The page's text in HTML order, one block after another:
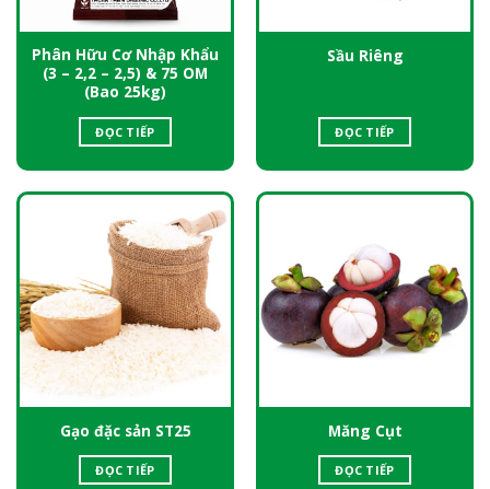
Phân Hữu Cơ Nhập Khẩu
(3 – 2,2 – 2,5) & 75 OM
(Bao 25kg)
ĐỌC TIẾP
Sầu Riêng
ĐỌC TIẾP
Gạo đặc sản ST25
ĐỌC TIẾP
Măng Cụt
ĐỌC TIẾP